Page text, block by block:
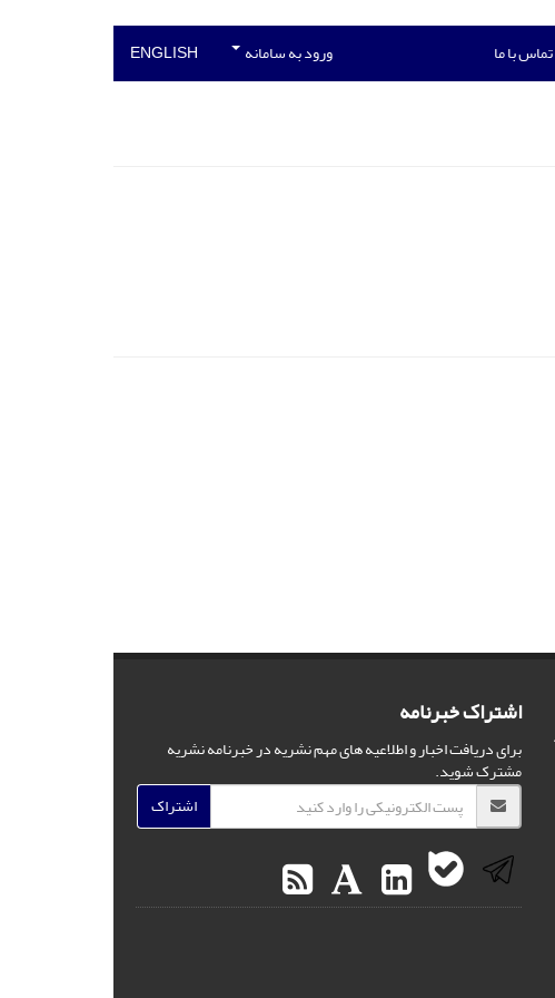
تماس با ما ورود به سامانه ENGLISH
اشتراک خبرنامه
برای دریافت اخبار و اطلاعیه های مهم نشریه در خبرنامه نشریه
مشترک شوید.
اشتراک